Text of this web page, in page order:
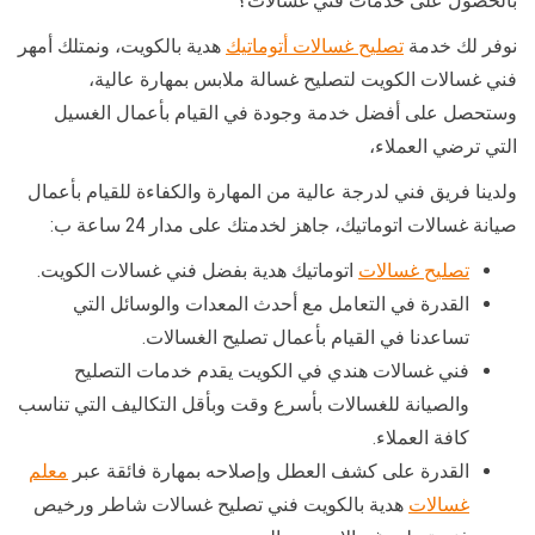
نوفر لك خدمة تصليح غسالات أتوماتيك هدية بالكويت، ونمتلك أمهر
فني غسالات الكويت لتصليح غسالة ملابس بمهارة عالية،
وستحصل على أفضل خدمة وجودة في القيام بأعمال الغسيل
التي ترضي العملاء،
ولدينا فريق فني لدرجة عالية من المهارة والكفاءة للقيام بأعمال
صيانة غسالات اتوماتيك، جاهز لخدمتك على مدار 24 ساعة ب:
تصليح غسالات اتوماتيك هدية بفضل فني غسالات الكويت.
القدرة في التعامل مع أحدث المعدات والوسائل التي
تساعدنا في القيام بأعمال تصليح الغسالات.
فني غسالات هندي في الكويت يقدم خدمات التصليح
والصيانة للغسالات بأسرع وقت وبأقل التكاليف التي تناسب
كافة العملاء.
القدرة على كشف العطل وإصلاحه بمهارة فائقة عبر معلم
غسالات هدية بالكويت فني تصليح غسالات شاطر ورخيص